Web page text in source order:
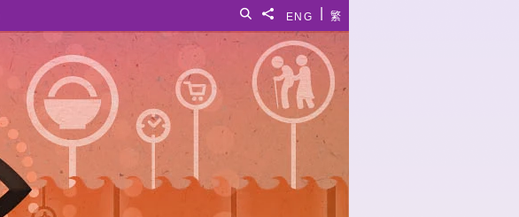
繁
ENG
分享給
搜寻